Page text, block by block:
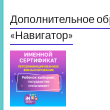
Дополнительное
«Навигатор»